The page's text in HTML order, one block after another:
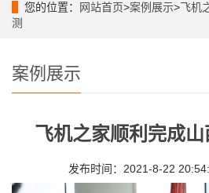
您的位置： 网站首页>案例展示>飞机
测
案例展示
飞机之家顺利完成山
发布时间：2021-8-22